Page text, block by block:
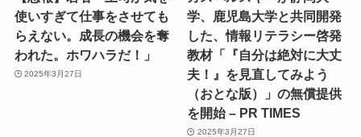
使いすぎて仕事をさせても
らえない。成長の機会を奪
われた。ホワハラだ！」
2025年3月27日
学、鹿児島大学と共同開発
した、情報リテラシー啓発
教材「『自分は絶対に大丈
夫！』を見直してみよう
（おとな版）」の無償提供
を開始 – PR TIMES
2025年3月27日